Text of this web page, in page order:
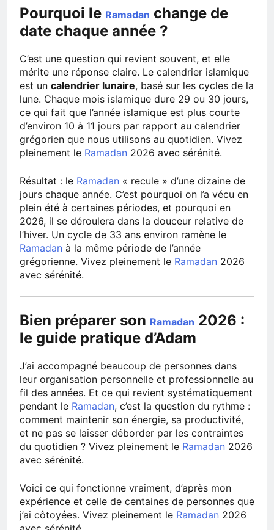
Pourquoi le Ramadan change de
date chaque année ?
C’est une question qui revient souvent, et elle
mérite une réponse claire. Le calendrier islamique
est un calendrier lunaire, basé sur les cycles de la
lune. Chaque mois islamique dure 29 ou 30 jours,
ce qui fait que l’année islamique est plus courte
d’environ 10 à 11 jours par rapport au calendrier
grégorien que nous utilisons au quotidien. Vivez
pleinement le Ramadan 2026 avec sérénité.
Résultat : le Ramadan « recule » d’une dizaine de
jours chaque année. C’est pourquoi on l’a vécu en
plein été à certaines périodes, et pourquoi en
2026, il se déroulera dans la douceur relative de
l’hiver. Un cycle de 33 ans environ ramène le
Ramadan à la même période de l’année
grégorienne. Vivez pleinement le Ramadan 2026
avec sérénité.
Bien préparer son Ramadan 2026 :
le guide pratique d’Adam
J’ai accompagné beaucoup de personnes dans
leur organisation personnelle et professionnelle au
fil des années. Et ce qui revient systématiquement
pendant le Ramadan, c’est la question du rythme :
comment maintenir son énergie, sa productivité,
et ne pas se laisser déborder par les contraintes
du quotidien ? Vivez pleinement le Ramadan 2026
avec sérénité.
Voici ce qui fonctionne vraiment, d’après mon
expérience et celle de centaines de personnes que
j’ai côtoyées. Vivez pleinement le Ramadan 2026